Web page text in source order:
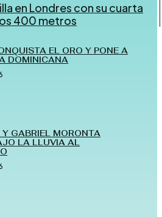
en Londres con su cuarta
400 metros
EL ORO Y PONE A
DOMINICANA
GABRIEL MORONTA
LA LLUVIA AL